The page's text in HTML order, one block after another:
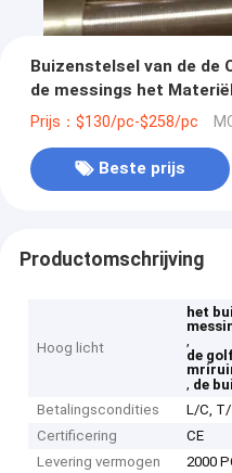
Buizenstelsel van de de
de messings het
Shielding In Mri Room
Prijs：$130/pc-$258/pc
Beste prijs
Productomschrijving
Hoog licht
het
,
de
, de
Betalingscondities
L/C,
Certificering
CE
Levering vermogen
2000